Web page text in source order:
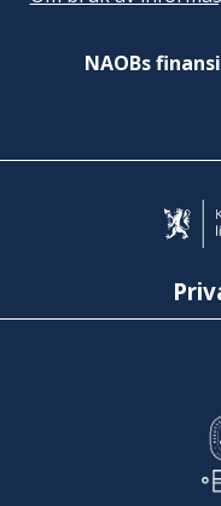
NAOBs